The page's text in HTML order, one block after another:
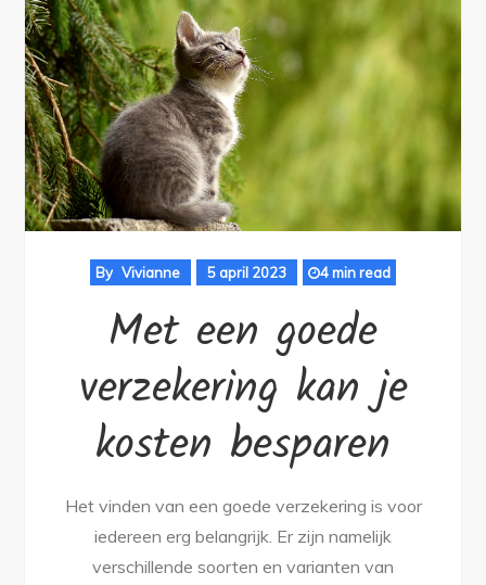
By Vivianne 5 april 2023 4 min read
Met een goede
verzekering kan je
kosten besparen
Het vinden van een goede verzekering is voor
iedereen erg belangrijk. Er zijn namelijk
verschillende soorten en varianten van